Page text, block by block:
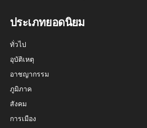
ประเภทยอดนิยม
ทั่วไป
อุบัติเหตุ
อาชญากรรม
ภูมิภาค
สังคม
การเมือง